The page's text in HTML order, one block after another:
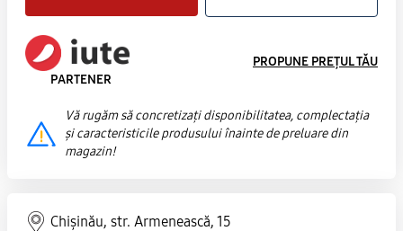
PARTENER
PROPUNE PREȚUL TĂU
Vă rugăm să concretizați disponibilitatea, complectația
și caracteristicile produsului înainte de preluare din
magazin!
Chișinău, str. Armenească, 15